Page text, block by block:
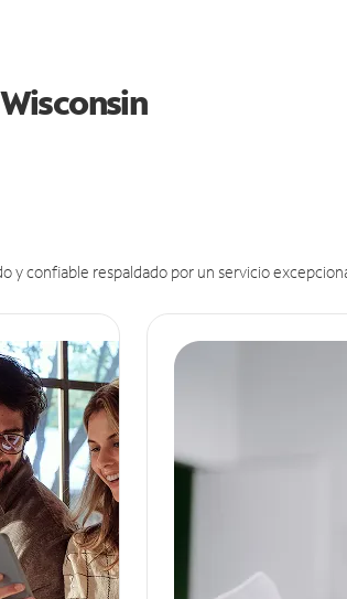
y confiable respaldado por un servicio